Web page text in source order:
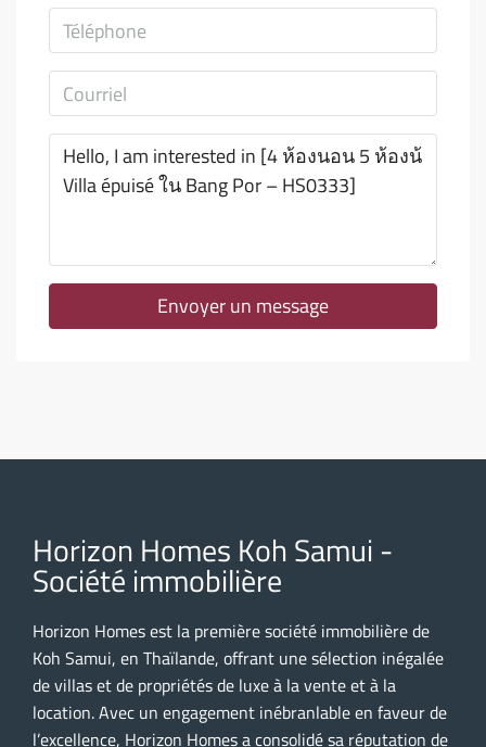
Envoyer un message
Horizon Homes Koh Samui -
Société immobilière
Horizon Homes est la première société immobilière de
Koh Samui, en Thaïlande, offrant une sélection inégalée
de villas et de propriétés de luxe à la vente et à la
location. Avec un engagement inébranlable en faveur de
l’excellence, Horizon Homes a consolidé sa réputation de